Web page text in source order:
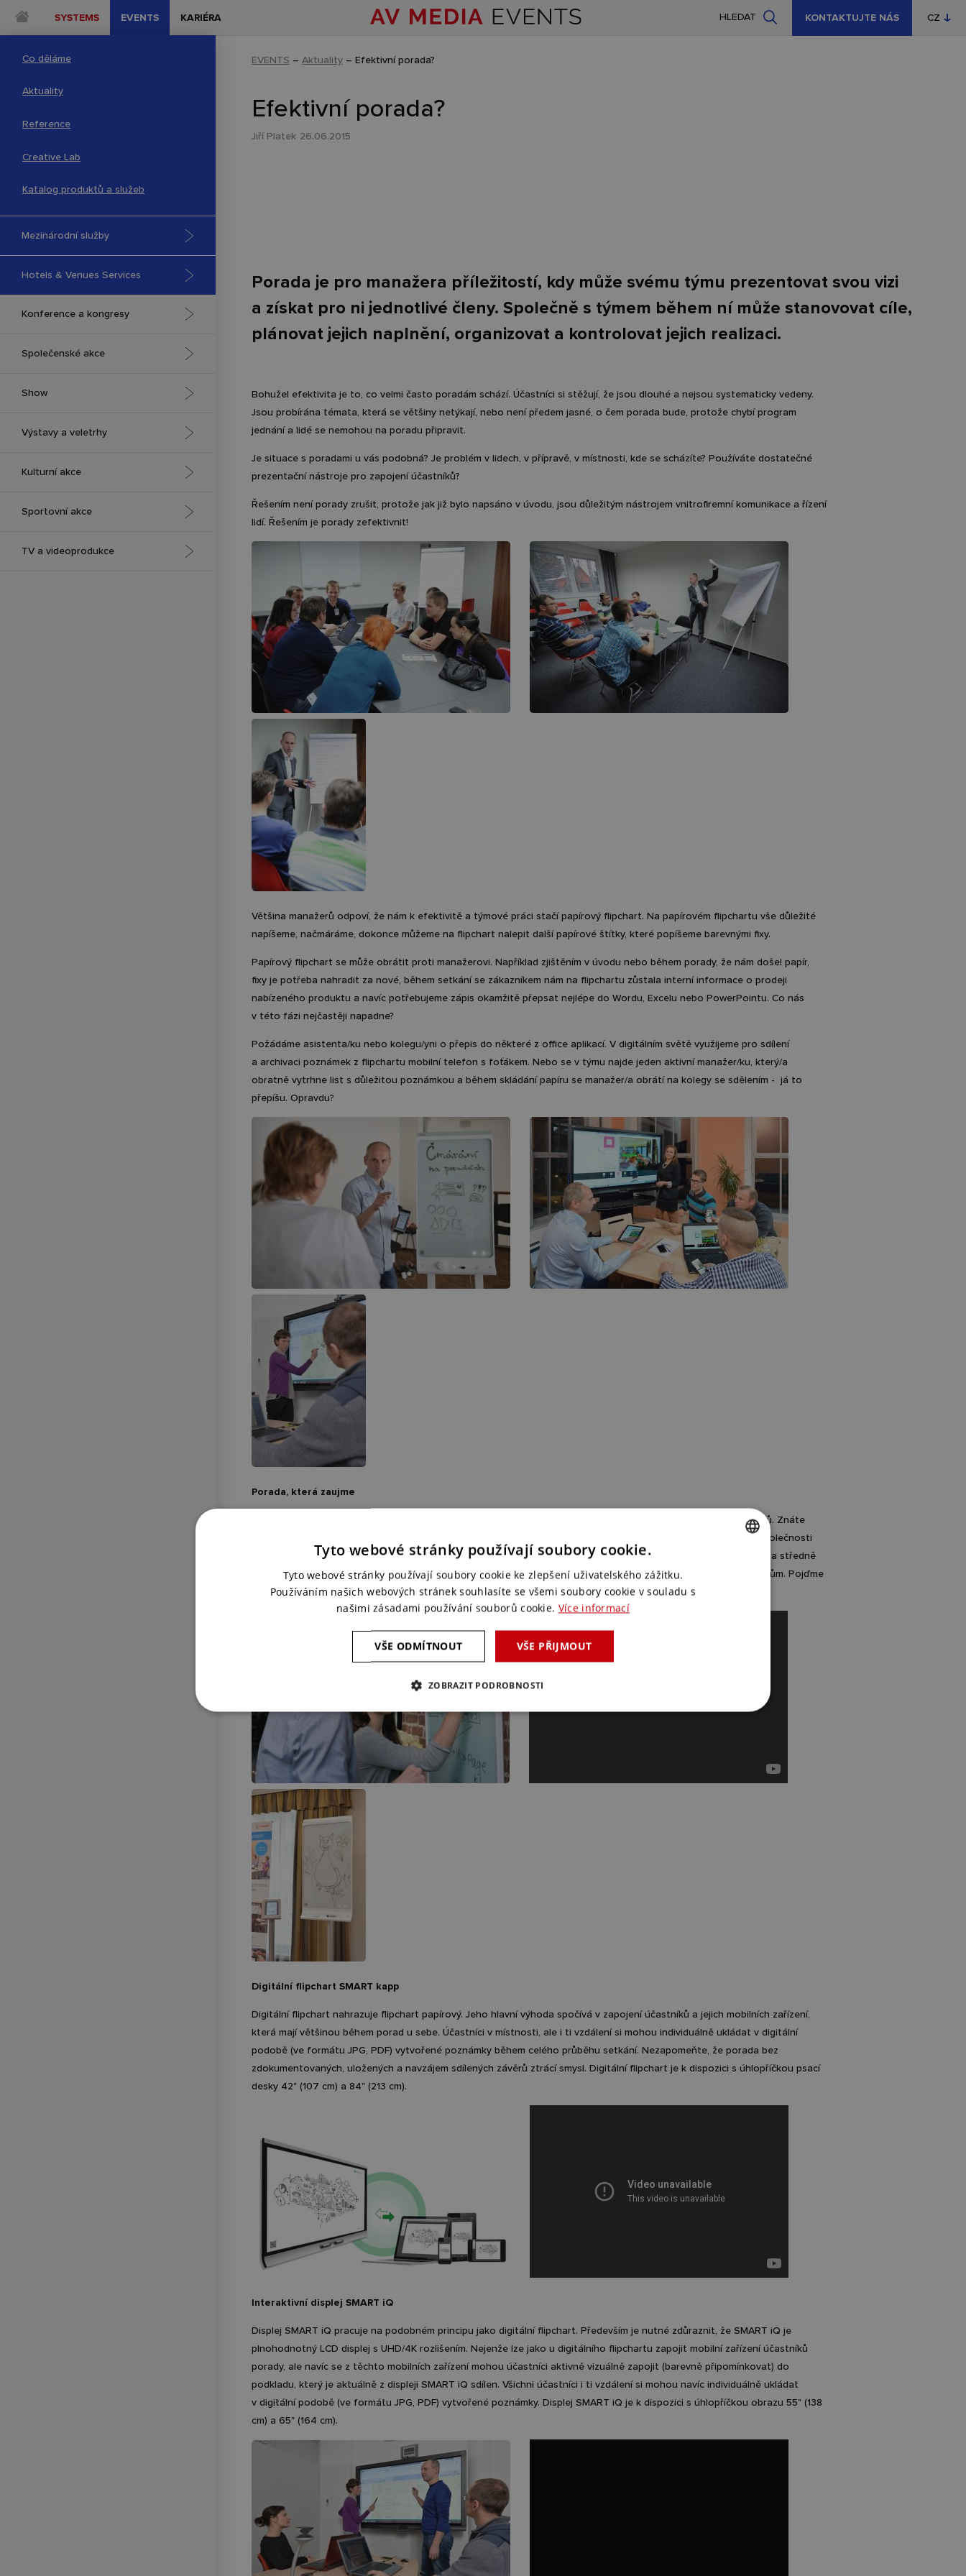
SYSTEMS EVENTS
Co děláme
Aktuality
Reference
Creative Lab
Katalog produktů a služeb
Mezinárodní služby
Hotels & Venues Services
Konference a kongresy
Asociační setkání & odborné
konference
Korporátní konference
Mezinárodní konference se
simultánním tlumočením
Tiskové konference
Zaměstnanecké konference
Společenské akce
Galavečery
Show
Brand Activation
Výstavy a veletrhy
Výstavní stánky
nebo výstavě
Virtuální výstavy a veletrhy
Kulturní akce
Koncerty
Sportovní akce
Outdoor
TV a videoprodukce
KARIÉRA HLEDAT KONTAKTUJTE NÁS CZ
EVENTS – Aktuality – Efektivní porada?
Efektivní porada?
Jiří Platek 26.06.2015
Porada je pro manažera příležitostí, kdy může svému týmu prezentovat svou vizi
a získat pro ni jednotlivé členy. Společně s týmem během ní může stanovovat cíle,
plánovat jejich naplnění, organizovat a kontrolovat jejich realizaci.
Bohužel efektivita je to, co velmi často poradám schází. Účastníci si stěžují, že jsou dlouhé a nejsou systematicky vedeny.
Jsou probírána témata, která se většiny netýkají, nebo není předem jasné, o čem porada bude, protože chybí program
jednání a lidé se nemohou na poradu připravit.
Je situace s poradami u vás podobná? Je problém v lidech, v přípravě, v místnosti, kde se scházíte? Používáte dostatečné
prezentační nástroje pro zapojení účastníků?
Řešením není porady zrušit, protože jak již bylo napsáno v úvodu, jsou důležitým nástrojem vnitrofiremní komunikace a řízení
lidí. Řešením je porady zefektivnit!
Většina manažerů odpoví, že nám k efektivitě a týmové práci stačí papírový flipchart. Na papírovém flipchartu vše důležité
napíšeme, načmáráme, dokonce můžeme na flipchart nalepit další papírové štítky, které popíšeme barevnými fixy.
Papírový flipchart se může obrátit proti manažerovi. Například zjištěním v úvodu nebo během porady, že nám došel papír,
fixy je potřeba nahradit za nové, během setkání se zákazníkem nám na flipchartu zůstala interní informace o prodeji
nabízeného produktu a navíc potřebujeme zápis okamžitě přepsat nejlépe do Wordu, Excelu nebo PowerPointu. Co nás
v této fázi nejčastěji napadne?
Požádáme asistenta/ku nebo kolegu/yni o přepis do některé z office aplikací. V digitálním světě využijeme pro sdílení
a archivaci poznámek z flipchartu mobilní telefon s foťákem. Nebo se v týmu najde jeden aktivní manažer/ku, který/a
obratně vytrhne list s důležitou poznámkou a během skládání papíru se manažer/a obrátí na kolegy se sdělením - já to
přepíšu. Opravdu?
Porada, která zaujme
Přitom stačí drobná inspirace, jedna praktická ukázka či vyzkoušení některých moderních prezentačních nástrojů. Znáte
např. digitální flipchart SMART kapp, interaktivní displej SMART kapp iQ nebo interaktivní business displeje od společnosti
SMART Technologies? Tyto interaktivní nástroje jsou navrženy pro aktivní spolupráci a komunikaci lidí v menších a středně
velkých zasedacích a jednacích místnostech. Kvalitní porada se rodí díky správně zvoleným prezentačním nástrojům. Pojďme
si je proto v krátkosti představit.
Digitální flipchart SMART kapp
Digitální flipchart nahrazuje flipchart papírový. Jeho hlavní výhoda spočívá v zapojení účastníků a jejich mobilních zařízení,
která mají většinou během porad u sebe. Účastníci v místnosti, ale i ti vzdálení si mohou individuálně ukládat v digitální
podobě (ve formátu JPG, PDF) vytvořené poznámky během celého průběhu setkání. Nezapomeňte, že porada bez
zdokumentovaných, uložených a navzájem sdílených závěrů ztrácí smysl. Digitální flipchart je k dispozici s úhlopříčkou psací
desky 42" (107 cm) a 84" (213 cm).
Interaktivní displej SMART iQ
Displej SMART iQ pracuje na podobném principu jako digitální flipchart. Především je nutné zdůraznit, že SMART iQ je
plnohodnotný LCD displej s UHD/4K rozlišením. Nejenže lze jako u digitálního flipchartu zapojit mobilní zařízení účastníků
porady, ale navíc se z těchto mobilních zařízení mohou účastníci aktivně vizuálně zapojit (barevně připomínkovat) do
podkladu, který je aktuálně z displeji SMART iQ sdílen. Všichni účastníci i ti vzdálení si mohou navíc individuálně ukládat
v digitální podobě (ve formátu JPG, PDF) vytvořené poznámky. Displej SMART iQ je k dispozici s úhlopříčkou obrazu 55" (138
cm) a 65" (164 cm).
Tyto webové stránky používají soubory cookie.
Tyto webové stránky používají soubory cookie ke zlepšení uživatelského zážitku.
Používáním našich webových stránek souhlasíte se všemi soubory cookie v souladu s
našimi zásadami používání souborů cookie. Více informací
VŠE PŘIJMOUT
VŠE ODMÍTNOUT
ZOBRAZIT PODROBNOSTI